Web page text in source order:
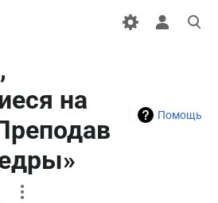
Открыть
поиск
на
Помощь
More
actions